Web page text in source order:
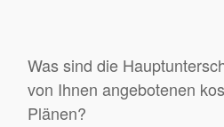
Was sind die
von Ihnen angebotenen
Plänen?